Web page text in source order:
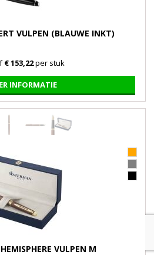
VULPEN (BLAUWE INKT)
€ 153,22per stuk
INFORMATIE
VULPEN M